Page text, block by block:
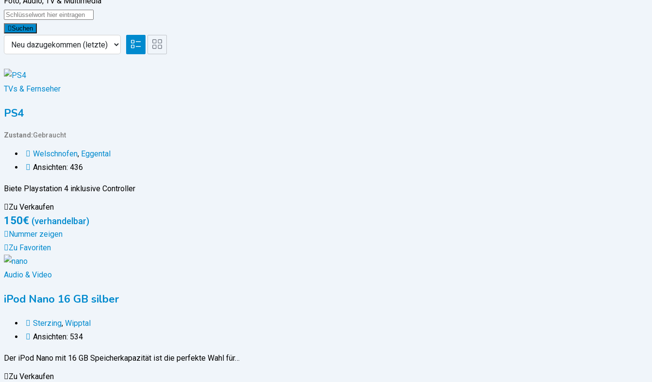
Suchen
TVs & Fernseher
PS4
Zustand Gebraucht
Welschnofen, Eggental
Ansichten: 436
Biete Playstation 4 inklusive Controller
Zu Verkaufen
150€ (verhandelbar)
Nummer zeigen
Zu Favoriten
Audio & Video
iPod Nano 16 GB silber
Sterzing, Wipptal
Ansichten: 534
Der iPod Nano mit 16 GB Speicherkapazität ist die perfekte Wahl für…
Zu Verkaufen